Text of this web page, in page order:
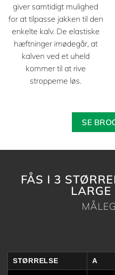
giver samtidigt mulighed
for at tilpasse jakken til den
enkelte kalv. De elastiske
hæftninger imødegår, at
kalven ved et uheld
kommer til at rive
stropperne løs.
SE
FÅS I 3
LARGE
STØRRELSE A